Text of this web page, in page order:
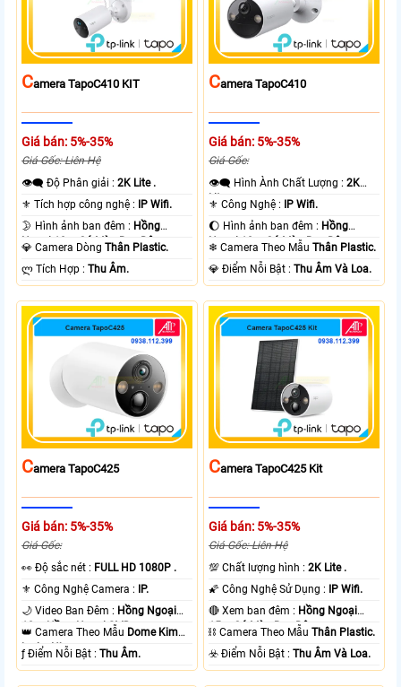
CAmera TapoC410 KIT
Giá bán: 5%-35%
Giá Gốc: Liên Hệ
👁️‍🗨 Độ Phân giải :2K Lite .
⚜️ Tích hợp công nghệ :
IP Wifi.
🌛 Hình ảnh ban đêm : Hồng
Ngoại 10m Có Màu Ban Ðêm.
💎 Camera DòngThân Plastic.
️ლ Tích Hợp :Thu Âm.
CAmera TapoC410
Giá bán: 5%-35%
Giá Gốc:
👁️‍🗨 Hình Ành Chất Lượng :2K
Lite .
⚜️ Công Nghệ :
IP Wifi.
🌔 Hình ảnh ban đêm : Hồng
Ngoại 10m Có Màu Ban Ðêm.
❄ Camera Theo MẫuThân Plastic.
️💎 Điểm Nỗi Bật :Thu Âm Và Loa.
CAmera TapoC425
Giá bán: 5%-35%
Giá Gốc:
️👀 Độ sắc nét : FULL HD 1080P .
⚜️ Công Nghệ Camera :
IP.
🌙 Video Ban Đêm : Hồng Ngoại
10m Hồng Ngoại SMD.
👑 Camera Theo Mẫu Dome Kim
loại + Nhựa.
️ƒ Điểm Nỗi Bật :Thu Âm.
CAmera TapoC425 Kit
Giá bán: 5%-35%
Giá Gốc: Liên Hệ
💯 Chất lượng hình :2K Lite .
🌠 Công Nghệ Sử Dụng :
IP Wifi.
🔴 Xem ban đêm : Hồng Ngoại
15m Có Màu Ban Ðêm.
⛓ Camera Theo MẫuThân Plastic.
️☣️ Điểm Nỗi Bật :Thu Âm Và Loa.